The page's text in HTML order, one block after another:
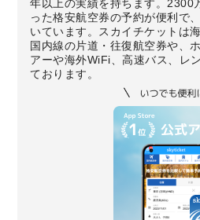
年以上の実績を持ちます。2300
った格安航空券の予約が便利で
いています。スカイチケットは
国内線の片道・往復航空券や、
アーや海外WiFi、高速バス、レ
ております。